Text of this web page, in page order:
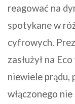
reagować na
spotykane w
cyfrowych.
zasłużył na
niewiele prądu,
włączonego